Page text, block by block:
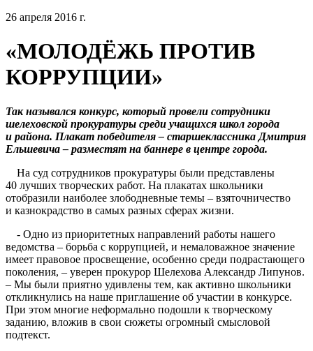
26 апреля 2016 г.
«МОЛОДЁЖЬ ПРОТИВ
КОРРУПЦИИ»
Так назывался конкурс, который провели сотрудники
шелеховской прокуратуры среди учащихся школ города
и района. Плакат победителя – старшеклассника Дмитрия
Ельшевича – разместят на баннере в центре города.
На суд сотрудников прокуратуры были представлены
40 лучших творческих работ. На плакатах школьники
отобразили наиболее злободневные темы – взяточничество
и казнокрадство в самых разных сферах жизни.
- Одно из приоритетных направлений работы нашего
ведомства – борьба с коррупцией, и немаловажное значение
имеет правовое просвещение, особенно среди подрастающего
поколения, – уверен прокурор Шелехова Александр Липунов.
– Мы были приятно удивлены тем, как активно школьники
откликнулись на наше приглашение об участии в конкурсе.
При этом многие неформально подошли к творческому
заданию, вложив в свои сюжеты огромный смысловой
подтекст.